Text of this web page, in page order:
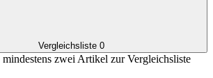
Vergleichsliste 0
zwei Artikel zur Vergleichsliste